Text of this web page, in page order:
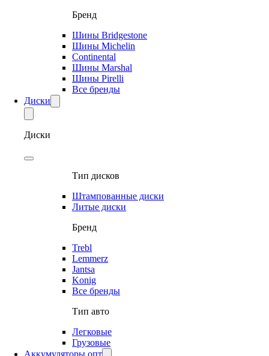
Бренд
Шины Bridgestone
Шины Michelin
Continental
Шины Marshal
Шины Pirelli
Все бренды
Диски
Диски
Тип дисков
Штампованные диски
Литые диски
Бренд
Trebl
Lemmerz
Jantsa
Konig
Все бренды
Тип авто
Легковые
Грузовые
Аккумуляторы опт